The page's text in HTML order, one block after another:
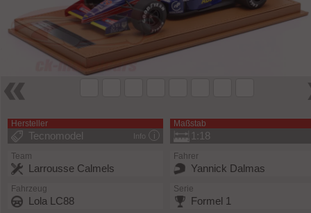
Hersteller
Info
Tecnomodel
Maßstab
1:18
Team
Larrousse Calmels
Fahrer
Yannick Dalmas
Fahrzeug
Lola LC88
Serie
Formel 1